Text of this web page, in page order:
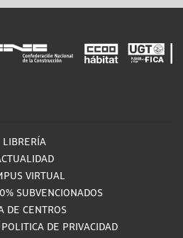
LIBRERÍA
VIRTUAL
SUBVENCIONADOS
DE CENTROS
POLITICA DE PRIVACIDAD